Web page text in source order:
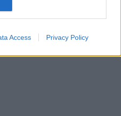
Access Privacy Policy